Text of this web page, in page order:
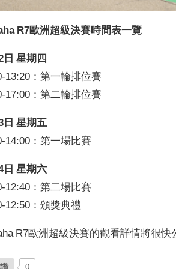
R7歐洲超級決賽時間表一覽
日 星期四
13:20：第一輪排位賽
17:00：第二輪排位賽
日 星期五
14:00：第一場比賽
日 星期六
12:40：第二場比賽
12:50：頒獎典禮
R7歐洲超級決賽的觀看詳情將很快
0